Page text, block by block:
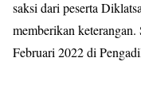
saksi dari peserta
memberikan
Februari 2022 di